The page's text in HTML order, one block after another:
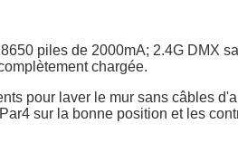
piles de 2000mA; 2.4G DMX
chargée.
pour laver le mur sans câbles
sur la bonne position et les